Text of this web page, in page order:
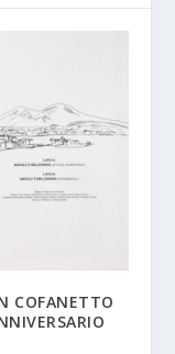
COFANETTO